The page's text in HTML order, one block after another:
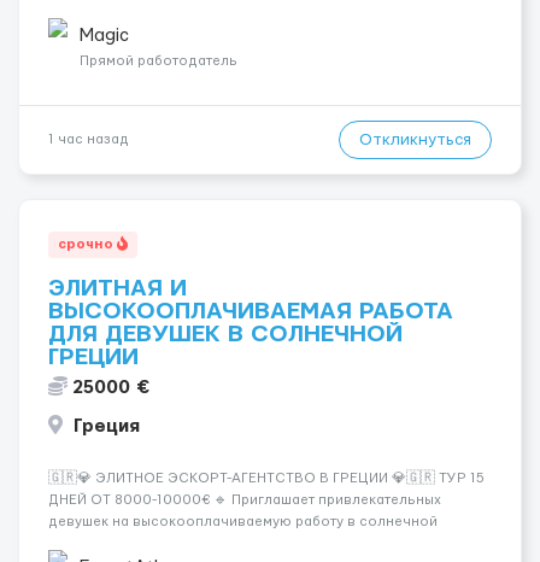
💎 Высокий доход — от 2000 € в неделю и выше 💎 Честная
сис...
Magic
Прямой работодатель
1 час назад Откликнуться
срочно
ЭЛИТНАЯ И
ВЫСОКООПЛАЧИВАЕМАЯ РАБОТА
ДЛЯ ДЕВУШЕК В СОЛНЕЧНОЙ
ГРЕЦИИ
25000 €
Греция
🇬🇷💎 ЭЛИТНОЕ ЭСКОРТ-АГЕНТСТВО В ГРЕЦИИ 💎🇬🇷 ТУР 15
ДНЕЙ ОТ 8000-10000€ 🔹 Приглашает привлекательных
девушек на высокооплачиваемую работу в солнечной